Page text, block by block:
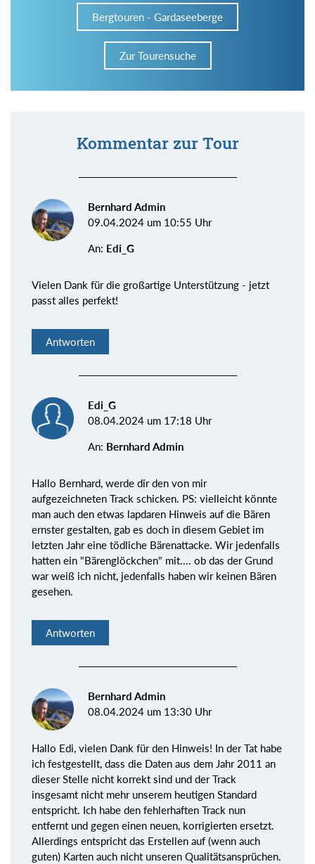
Bergtouren - Gardaseeberge
Zur Tourensuche
Kommentar zur Tour
Bernhard Admin
09.04.2024 um 10:55 Uhr
An: Edi_G
Vielen Dank für die großartige Unterstützung - jetzt
passt alles perfekt!
Antworten
Edi_G
08.04.2024 um 17:18 Uhr
An: Bernhard Admin
Hallo Bernhard, werde dir den von mir
aufgezeichneten Track schicken. PS: vielleicht könnte
man auch den etwas lapdaren Hinweis auf die Bären
ernster gestalten, gab es doch in diesem Gebiet im
letzten Jahr eine tödliche Bärenattacke. Wir jedenfalls
hatten ein "Bärenglöckchen" mit.... ob das der Grund
war weiß ich nicht, jedenfalls haben wir keinen Bären
gesehen.
Antworten
Bernhard Admin
08.04.2024 um 13:30 Uhr
Hallo Edi, vielen Dank für den Hinweis! In der Tat habe
ich festgestellt, dass die Daten aus dem Jahr 2011 an
dieser Stelle nicht korrekt sind und der Track
insgesamt nicht mehr unserem heutigen Standard
entspricht. Ich habe den fehlerhaften Track nun
entfernt und gegen einen neuen, korrigierten ersetzt.
Allerdings entspricht das Erstellen auf (wenn auch
guten) Karten auch nicht unseren Qualitätsansprüchen.